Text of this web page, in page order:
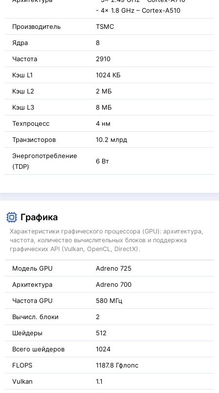
- 4x 1.8 GHz – Cortex-A510
Производитель TSMC
Ядра 8
Частота 2910
Кэш L1 1024 КБ
Кэш L2 2 МБ
Кэш L3 8 МБ
Техпроцесс 4 нм
Транзисторов 10.2 млрд
Энергопотребление
(TDP)
6 Вт
Графика
Характеристики графического процессора (GPU): архитектура,
частота, количество вычислительных блоков и поддержка
графических API (Vulkan, OpenCL, DirectX).
Модель GPU Adreno 725
Архитектура Adreno 700
Частота GPU 580 МГц
Вычисл. блоки 2
Шейдеры 512
Всего шейдеров 1024
FLOPS 1187.8 Гфлопс
Vulkan 1.1